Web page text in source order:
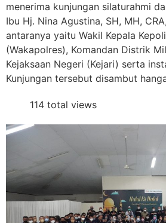
menerima kunjungan silaturahmi
Ibu Hj. Nina Agustina, SH, MH,
antaranya yaitu Wakil Kepala
(Wakapolres), Komandan Distrik
Kejaksaan Negeri (Kejari) serta
Kunjungan tersebut disambut
114 total views